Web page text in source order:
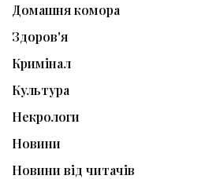
Домашня комора
Здоров'я
Кримінал
Культура
Некрологи
Новини
Новини від читачів